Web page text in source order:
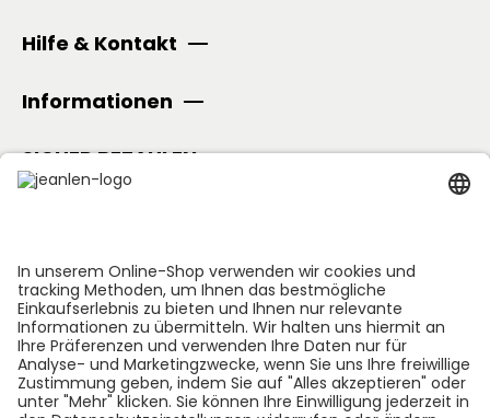
Hilfe & Kontakt
Informationen
SICHER BEZAHLEN
Folge uns: